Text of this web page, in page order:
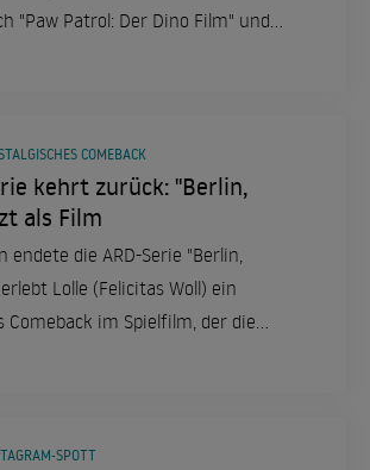
"Paw Patrol: Der Dino Film" und
Kinowochenende voller
COMEBACK
kehrt zurück: "Berlin,
als Film
endete die ARD-Serie "Berlin,
Lolle (Felicitas Woll) ein
Comeback im Spielfilm, der die
ihren Bann zieht.
SPOTT